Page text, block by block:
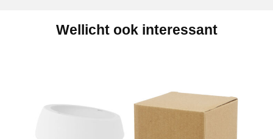
Wellicht ook interessant